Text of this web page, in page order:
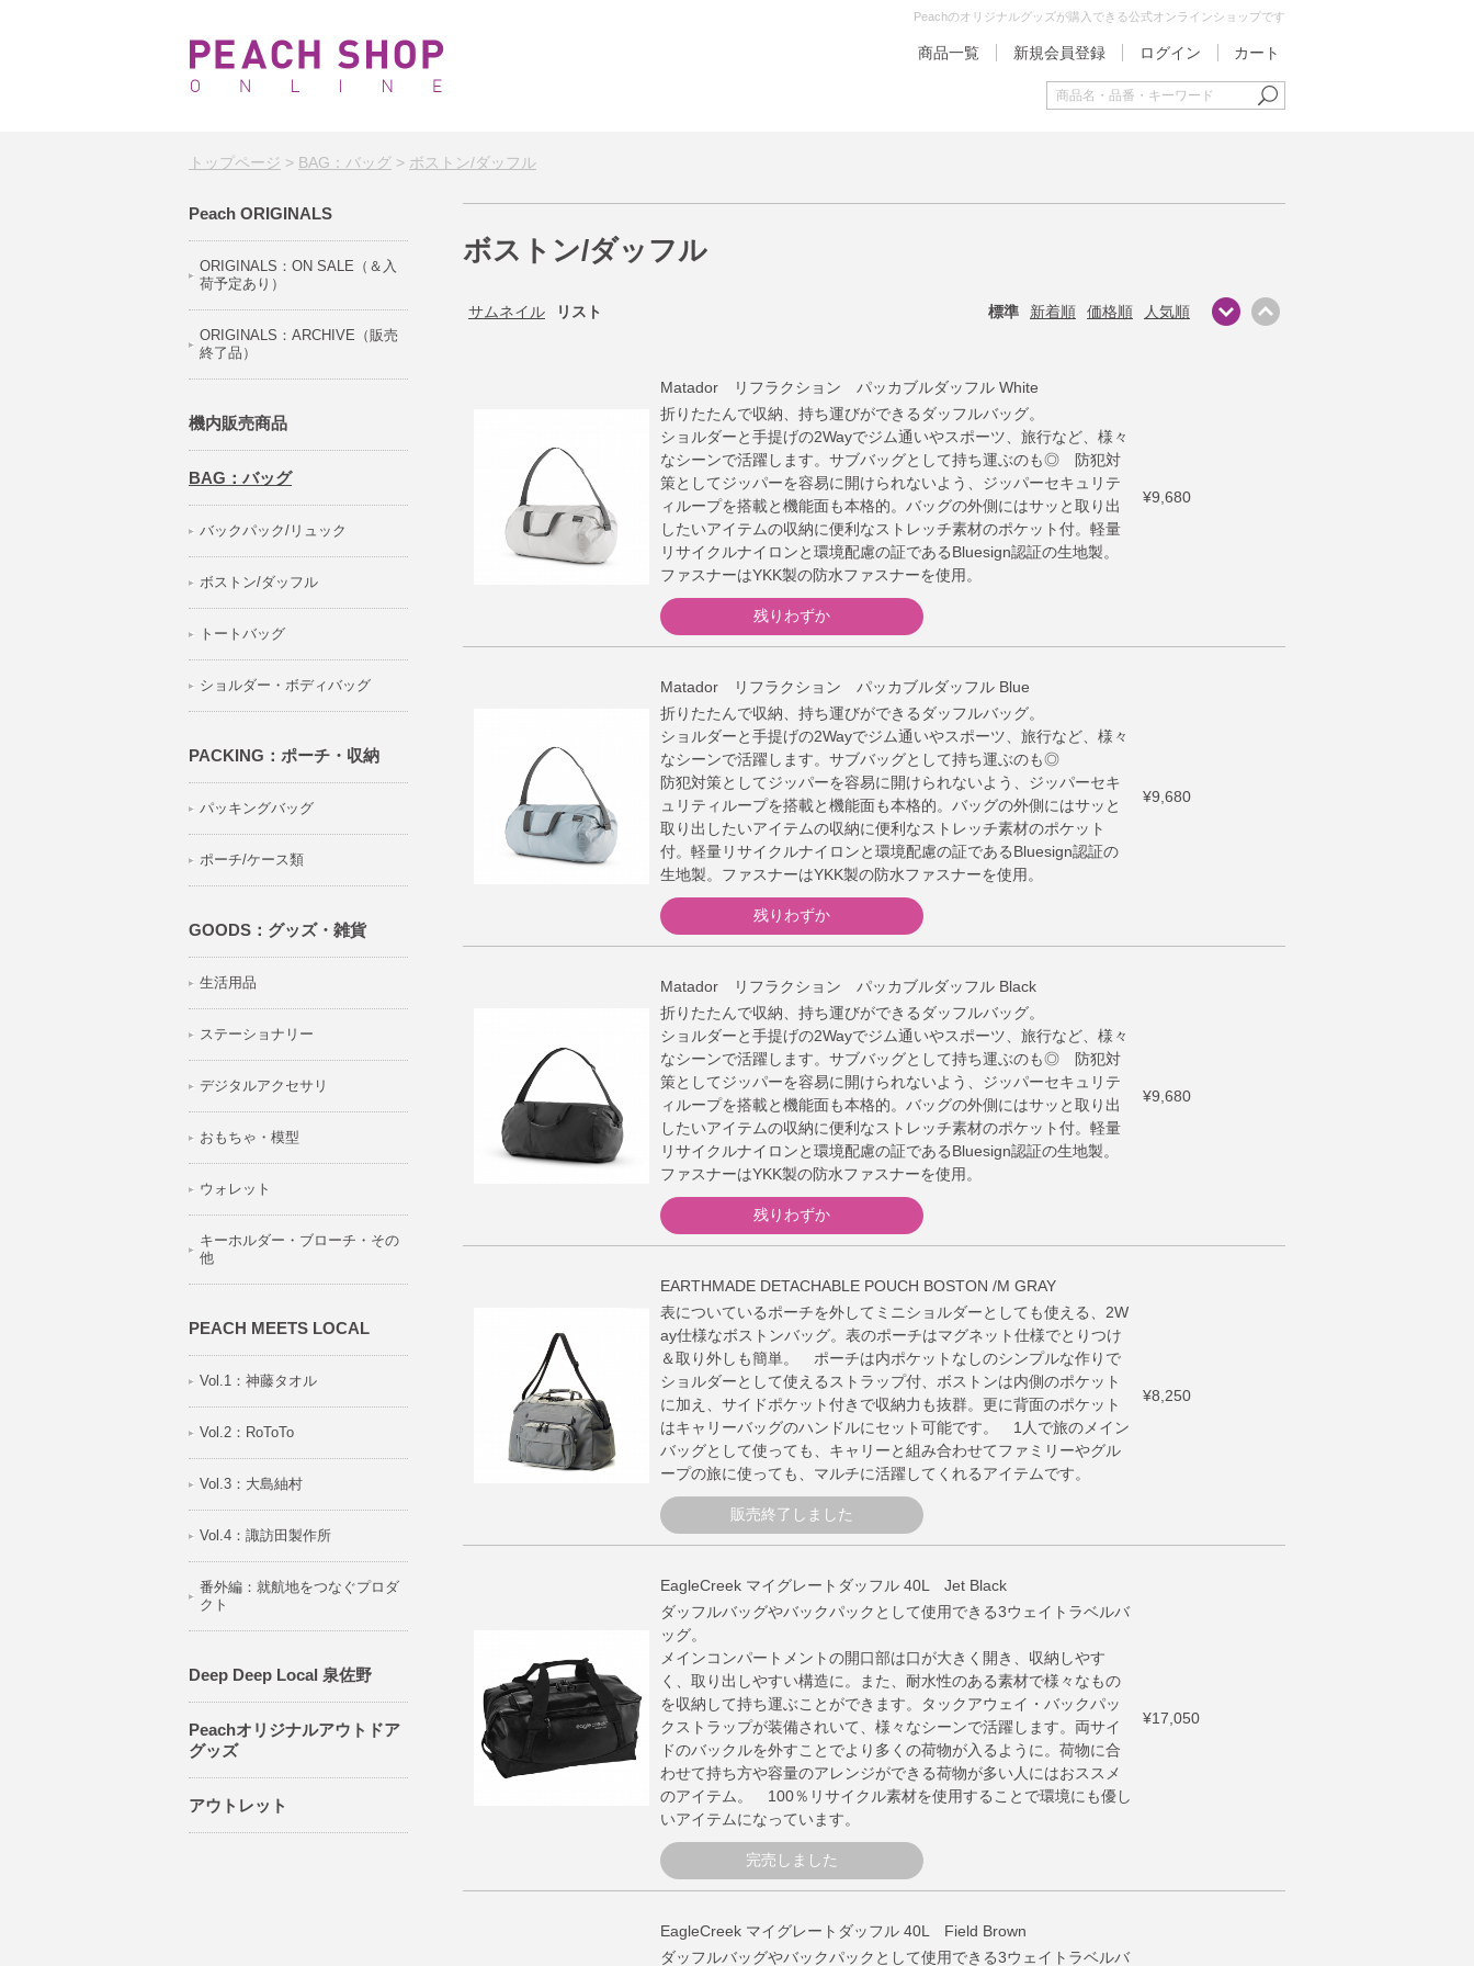
Peachのオリジナルグッズが購入できる公式オンラインショップです
商品一覧 新規会員登録 ログイン カート
トップページ > BAG：バッグ > ボストン/ダッフル
Peach ORIGINALS
ORIGINALS：ON SALE（＆入
荷予定あり）
ORIGINALS：ARCHIVE（販売
終了品）
機内販売商品
BAG：バッグ
バックパック/リュック
ボストン/ダッフル
トートバッグ
ショルダー・ボディバッグ
PACKING：ポーチ・収納
パッキングバッグ
ポーチ/ケース類
GOODS：グッズ・雑貨
生活用品
ステーショナリー
デジタルアクセサリ
おもちゃ・模型
ウォレット
キーホルダー・ブローチ・その
他
PEACH MEETS LOCAL
Vol.1：神藤タオル
Vol.2：RoToTo
Vol.3：大島紬村
Vol.4：諏訪田製作所
番外編：就航地をつなぐプロダ
クト
Deep Deep Local 泉佐野
Peachオリジナルアウトドア
グッズ
アウトレット
ボストン/ダッフル
サムネイル リスト 標準 新着順 価格順 人気順
Matador リフラクション パッカブルダッフル White
折りたたんで収納、持ち運びができるダッフルバッグ。
ショルダーと手提げの2Wayでジム通いやスポーツ、旅行など、様々
なシーンで活躍します。サブバッグとして持ち運ぶのも◎ 防犯対
策としてジッパーを容易に開けられないよう、ジッパーセキュリテ
ィループを搭載と機能面も本格的。バッグの外側にはサッと取り出
したいアイテムの収納に便利なストレッチ素材のポケット付。軽量
リサイクルナイロンと環境配慮の証であるBluesign認証の生地製。
ファスナーはYKK製の防水ファスナーを使用。
残りわずか
¥9,680
Matador リフラクション パッカブルダッフル Blue
折りたたんで収納、持ち運びができるダッフルバッグ。
ショルダーと手提げの2Wayでジム通いやスポーツ、旅行など、様々
なシーンで活躍します。サブバッグとして持ち運ぶのも◎
防犯対策としてジッパーを容易に開けられないよう、ジッパーセキ
ュリティループを搭載と機能面も本格的。バッグの外側にはサッと
取り出したいアイテムの収納に便利なストレッチ素材のポケット
付。軽量リサイクルナイロンと環境配慮の証であるBluesign認証の
生地製。ファスナーはYKK製の防水ファスナーを使用。
残りわずか
¥9,680
Matador リフラクション パッカブルダッフル Black
折りたたんで収納、持ち運びができるダッフルバッグ。
ショルダーと手提げの2Wayでジム通いやスポーツ、旅行など、様々
なシーンで活躍します。サブバッグとして持ち運ぶのも◎ 防犯対
策としてジッパーを容易に開けられないよう、ジッパーセキュリテ
ィループを搭載と機能面も本格的。バッグの外側にはサッと取り出
したいアイテムの収納に便利なストレッチ素材のポケット付。軽量
リサイクルナイロンと環境配慮の証であるBluesign認証の生地製。
ファスナーはYKK製の防水ファスナーを使用。
残りわずか
¥9,680
EARTHMADE DETACHABLE POUCH BOSTON /M GRAY
表についているポーチを外してミニショルダーとしても使える、2W
ay仕様なボストンバッグ。表のポーチはマグネット仕様でとりつけ
＆取り外しも簡単。 ポーチは内ポケットなしのシンプルな作りで
ショルダーとして使えるストラップ付、ボストンは内側のポケット
に加え、サイドポケット付きで収納力も抜群。更に背面のポケット
はキャリーバッグのハンドルにセット可能です。 1人で旅のメイン
バッグとして使っても、キャリーと組み合わせてファミリーやグル
ープの旅に使っても、マルチに活躍してくれるアイテムです。
販売終了しました
¥8,250
EagleCreek マイグレートダッフル 40L Jet Black
ダッフルバッグやバックパックとして使用できる3ウェイトラベルバ
ッグ。
メインコンパートメントの開口部は口が大きく開き、収納しやす
く、取り出しやすい構造に。また、耐水性のある素材で様々なもの
を収納して持ち運ぶことができます。タックアウェイ・バックパッ
クストラップが装備されいて、様々なシーンで活躍します。両サイ
ドのバックルを外すことでより多くの荷物が入るように。荷物に合
わせて持ち方や容量のアレンジができる荷物が多い人にはおススメ
のアイテム。 100％リサイクル素材を使用することで環境にも優し
いアイテムになっています。
完売しました
¥17,050
EagleCreek マイグレートダッフル 40L Field Brown
ダッフルバッグやバックパックとして使用できる3ウェイトラベルバ